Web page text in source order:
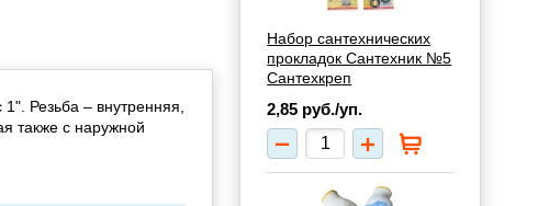
Резьба – внутренняя,
также с наружной
Набор сантехнических
прокладок Сантехник №5
Сантехкреп
2,85 руб./уп.